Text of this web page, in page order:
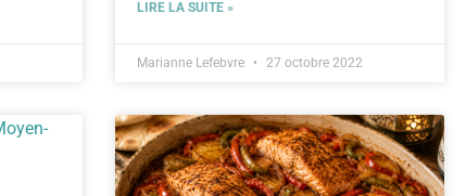
LIRE LA SUITE »
Marianne Lefebvre 27 octobre 2022